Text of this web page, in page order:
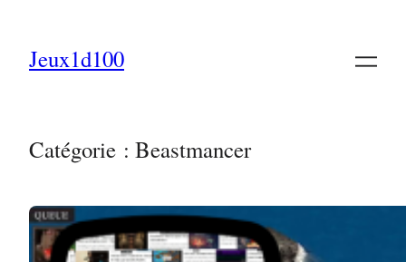
contenuJeux1d100
Catégorie : Beastmancer